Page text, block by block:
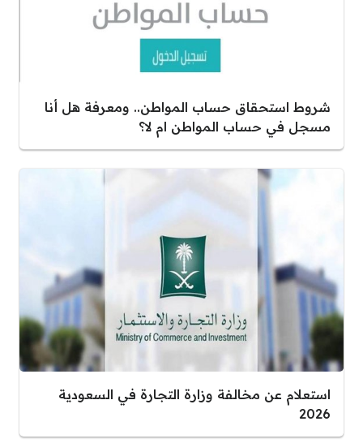
شروط استحقاق حساب المواطن.. ومعرفة هل أنا
مسجل في حساب المواطن ام لا؟
استعلام عن مخالفة وزارة التجارة في السعودية
2026